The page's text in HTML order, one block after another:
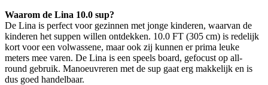
Waarom de Lina 10.0 sup?
De Lina is perfect voor gezinnen met jonge kinderen, waarvan de
kinderen het suppen willen ontdekken. 10.0 FT (305 cm) is redelijk
kort voor een volwassene, maar ook zij kunnen er prima leuke
meters mee varen. De Lina is een speels board, gefocust op all-
round gebruik. Manoeuvreren met de sup gaat erg makkelijk en is
dus goed handelbaar.